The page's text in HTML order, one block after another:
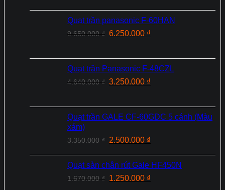
7.160.000 ₫.
tại
là:
4.450.000 ₫.
Quạt trần panasonic F-60HAN
9.650.000 ₫ Giá
9.650.000 ₫.
6.250.000 ₫
là:
6.250.000 ₫.
Quạt trần Panasonic F‑48CZL
4.640.000 ₫ Giá
4.640.000 ₫.
3.250.000 ₫
là:
3.250.000 ₫.
Quạt trần GALE CF-60GDC 5 cánh (Màu
xám)
3.350.000 ₫
Giá
là:
3.350.000 ₫.
2.500.000 ₫
tại
là:
2.500.000 ₫.
Quạt sàn chân rút Gale HF450N
1.670.000 ₫
Giá
1.250.000 ₫